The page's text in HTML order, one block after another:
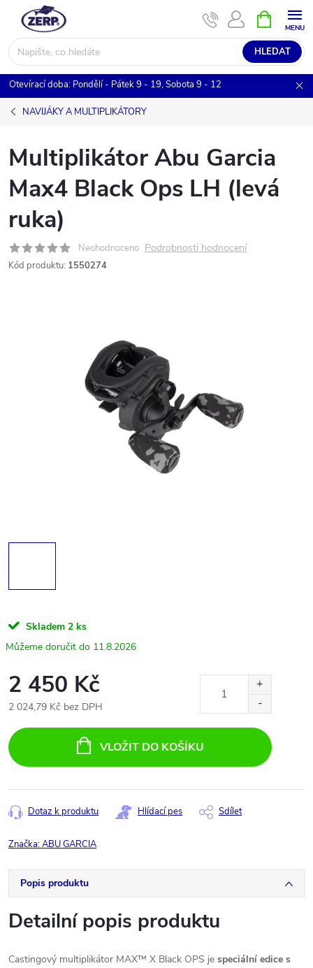
obsah
HLEDAT
NÁKUPNÍ
KOŠÍK
Otevírací doba: Pondělí - Pátek 9 - 19, Sobota 9 - 12
NAVIJÁKY A MULTIPLIKÁTORY
Multiplikátor Abu Garcia
Max4 Black Ops LH (levá
ruka)
Neohodnoceno Podrobnosti hodnocení
Kód produktu: 1550274
Skladem 2 ks
11.8.2026
2 450 Kč
2 024,79 Kč bez DPH
cena:
VLOŽIT DO KOŠÍKU
Dotaz k produktu Hlídací pes Sdílet
Značka:ABU GARCIA
Popis produktu
Detailní popis produktu
Castingový multiplikátor MAX™ X Black OPS je speciální edice s